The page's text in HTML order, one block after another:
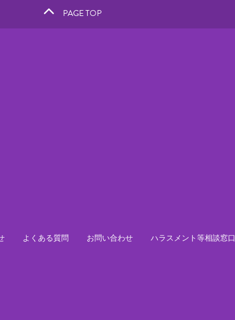
PAGE TOP
よくある質問 お問い合わせ ハラスメント等相談窓口